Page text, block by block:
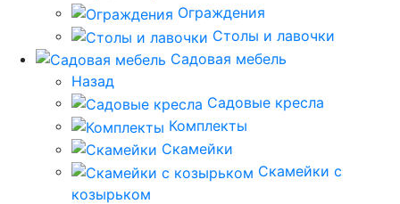
Ограждения
Столы и лавочки
Садовая мебель
Назад
Садовые кресла
Комплекты
Скамейки
Скамейки с
козырьком